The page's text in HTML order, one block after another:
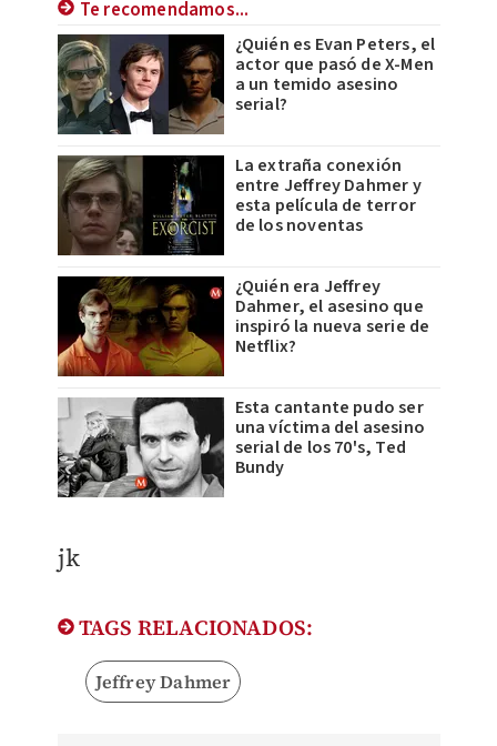
Te recomendamos...
¿Quién es Evan Peters, el
actor que pasó de X-Men
a un temido asesino
serial?
La extraña conexión
entre Jeffrey Dahmer y
esta película de terror
de los noventas
¿Quién era Jeffrey
Dahmer, el asesino que
inspiró la nueva serie de
Netflix?
Esta cantante pudo ser
una víctima del asesino
serial de los 70's, Ted
Bundy
jk
TAGS RELACIONADOS:
Jeffrey Dahmer